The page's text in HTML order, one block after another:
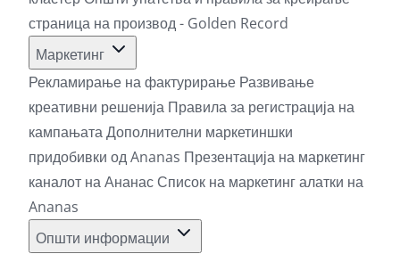
страница на производ - Golden Record
Маркетинг
Рекламирање на фактурирање Развивање
креативни решенија Правила за регистрација на
кампањатаДополнителни маркетиншки
придобивки од Ananas Презентација на маркетинг
каналот на АнанасСписок на маркетинг алатки на
Ananas
Општи информации